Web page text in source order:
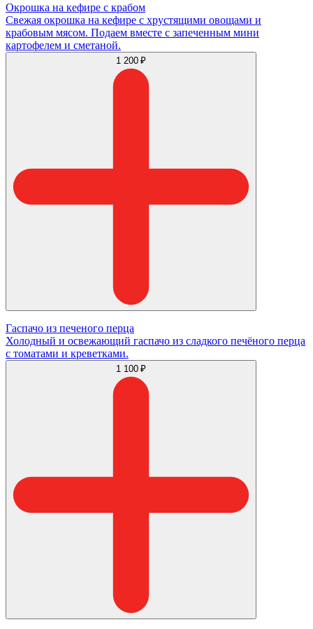
Окрошка на кефире с крабом
Свежая окрошка на кефире с хрустящими овощами и
крабовым мясом. Подаем вместе с запеченным мини
картофелем и сметаной.
1 200 ₽
Гаспачо из печеного перца
Холодный и освежающий гаспачо из сладкого печёного перца
с томатами и креветками.
1 100 ₽